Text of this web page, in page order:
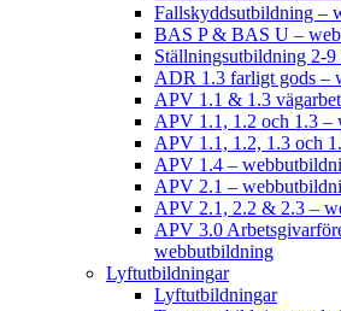
Fallskyddsutbildning –
BAS P & BAS U –
Ställningsutbildning 2-
ADR 1.3 farligt gods –
APV 1.1 & 1.3
APV 1.1, 1.2 och 1.3 –
APV 1.1, 1.2, 1.3 och
APV 1.4 –
APV 2.1 –
APV 2.1, 2.2 & 2.3 –
APV 3.0
webbutbildning
Lyftutbildningar
Lyftutbildningar